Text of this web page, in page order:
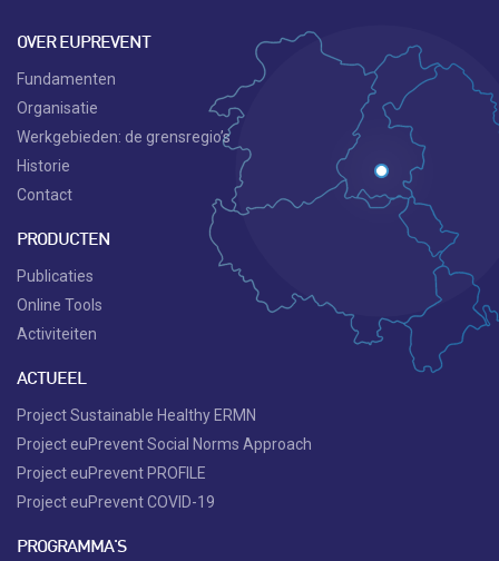
OVER EUPREVENT
Fundamenten
Organisatie
Werkgebieden: de grensregio’s
Historie
Contact
PRODUCTEN
Publicaties
Online Tools
Activiteiten
ACTUEEL
Project Sustainable Healthy ERMN
Project euPrevent Social Norms Approach
Project euPrevent PROFILE
Project euPrevent COVID-19
PROGRAMMA'S